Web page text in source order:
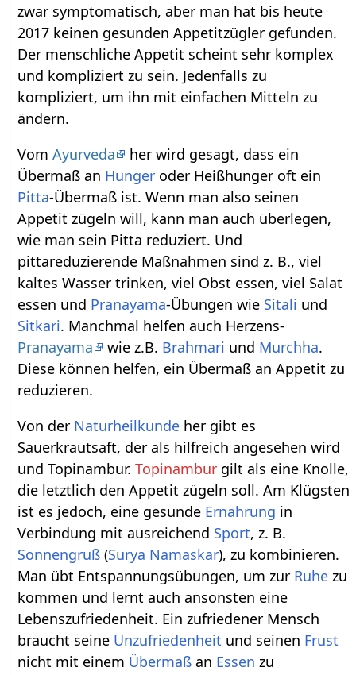
zwar symptomatisch, aber man hat bis heute
2017 keinen gesunden Appetitzügler gefunden.
Der menschliche Appetit scheint sehr komplex
und kompliziert zu sein. Jedenfalls zu
kompliziert, um ihn mit einfachen Mitteln zu
ändern.
VomAyurveda
her wird gesagt, dass ein
Übermaß an Hunger oder Heißhunger oft ein
Pitta-Übermaß ist. Wenn man also seinen
Appetit zügeln will, kann man auch überlegen,
wie man sein Pitta reduziert. Und
pittareduzierende Maßnahmen sind z. B., viel
kaltes Wasser trinken, viel Obst essen, viel Salat
essen und Pranayama-Übungen wie Sitali und
Sitkari. Manchmal helfen auch Herzens-
Pranayama
wie z.B. Brahmari und Murchha.
Diese können helfen, ein Übermaß an Appetit zu
reduzieren.
Von der Naturheilkunde her gibt es
Sauerkrautsaft, der als hilfreich angesehen wird
und Topinambur.Topinambur gilt als eine Knolle,
die letztlich den Appetit zügeln soll. Am Klügsten
ist es jedoch, eine gesunde Ernährung in
Verbindung mit ausreichend Sport, z. B.
Sonnengruß (Surya Namaskar), zu kombinieren.
Man übt Entspannungsübungen, um zur Ruhe zu
kommen und lernt auch ansonsten eine
Lebenszufriedenheit. Ein zufriedener Mensch
braucht seine Unzufriedenheit und seinen Frust
nicht mit einem Übermaß an Essen zu